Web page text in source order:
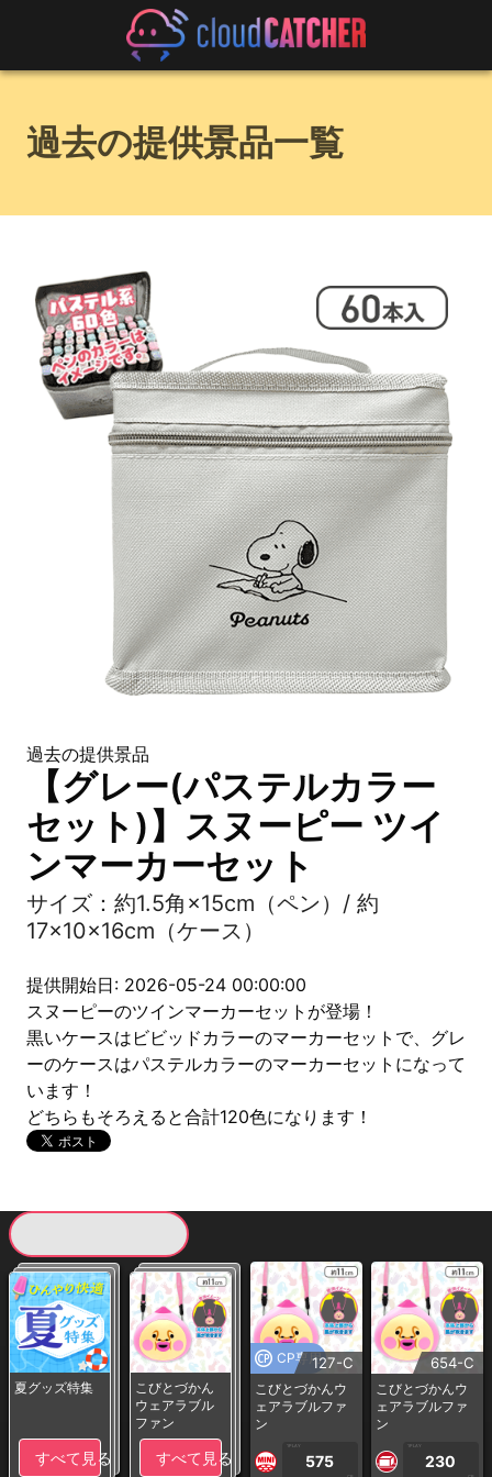
過去の提供景品一覧
過去の提供景品
【グレー(パステルカラー
セット)】スヌーピー ツイ
ンマーカーセット
サイズ：約1.5角×15cm（ペン）/ 約
17×10×16cm（ケース）
提供開始日: 2026-05-24 00:00:00
スヌーピーのツインマーカーセットが登場！
黒いケースはビビッドカラーのマーカーセットで、グレ
ーのケースはパステルカラーのマーカーセットになって
います！
どちらもそろえると合計120色になります！
夏グッズ特集
すべて見る
こびとづかん
ウェアラブル
ファン
すべて見る
CP専用127-C
こびとづかんウ
ェアラブルファ
ン
1PLAY
575
654-C
こびとづかんウ
ェアラブルファ
ン
1PLAY
230